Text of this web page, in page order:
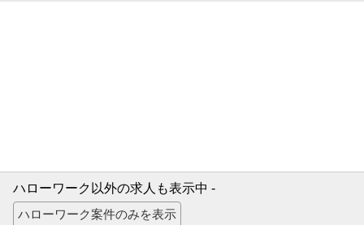
ハローワーク以外の求人も表示中 -